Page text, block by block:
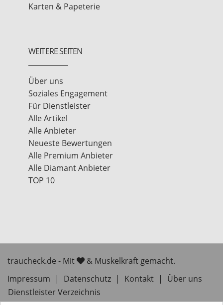
Karten & Papeterie
WEITERE SEITEN
Über uns
Soziales Engagement
Für Dienstleister
Alle Artikel
Alle Anbieter
Neueste Bewertungen
Alle Premium Anbieter
Alle Diamant Anbieter
TOP 10
traucheck.de - Mit
& Muskelkraft gemacht.
Impressum
| Datenschutz | Kontakt |
Über uns
Dienstleister Verzeichnis